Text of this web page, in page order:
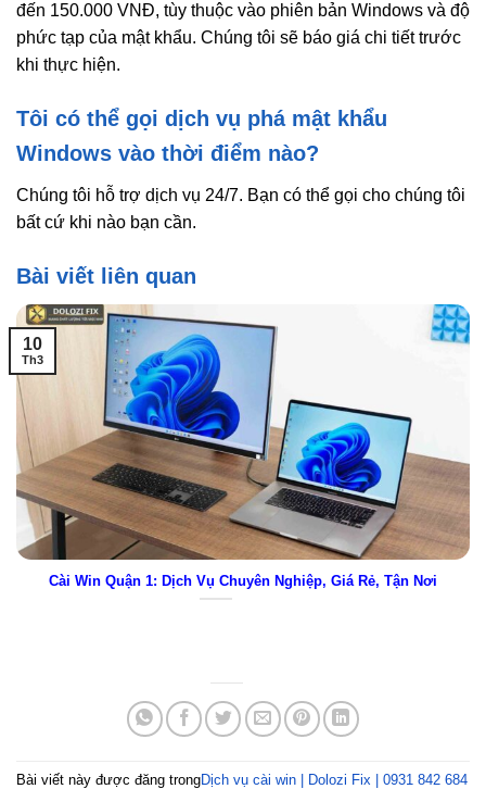
đến 150.000 VNĐ, tùy thuộc vào phiên bản Windows và độ
phức tạp của mật khẩu. Chúng tôi sẽ báo giá chi tiết trước
khi thực hiện.
Tôi có thể gọi dịch vụ phá mật khẩu
Windows vào thời điểm nào?
Chúng tôi hỗ trợ dịch vụ 24/7. Bạn có thể gọi cho chúng tôi
bất cứ khi nào bạn cần.
Bài viết liên quan
Cài Win Quận 1: Dịch Vụ Chuyên Nghiệp, Giá Rẻ, Tận Nơi
10
Th3
Bài viết này được đăng trongDịch vụ cài win | Dolozi Fix | 0931 842 684